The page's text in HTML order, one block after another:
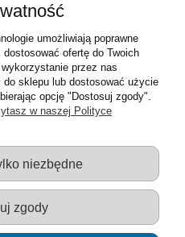
zakupów
konto
o sklepie
zabawek :: Zabawki
:: Zabawki :: samochody Welly
:: Lalki :: Klocki :: Artykuły
::
umożliwiają poprawne
dostosować ofertę do Twoich
przez nas
sklepu lub dostosować użycie
opcję "Dostosuj zgody".
w naszej Polityce
niezbędne
zgody